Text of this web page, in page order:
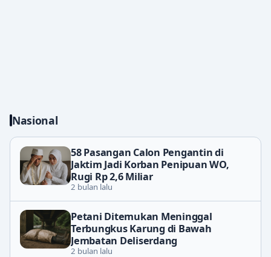
Nasional
58 Pasangan Calon Pengantin di
Jaktim Jadi Korban Penipuan WO,
Rugi Rp 2,6 Miliar
2 bulan lalu
Petani Ditemukan Meninggal
Terbungkus Karung di Bawah
Jembatan Deliserdang
2 bulan lalu